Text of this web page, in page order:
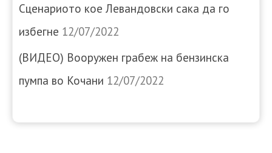
Сценариото кое Левандовски сака да го
избегне 12/07/2022
(ВИДЕО) Вооружен грабеж на бензинска
пумпа во Кочани 12/07/2022